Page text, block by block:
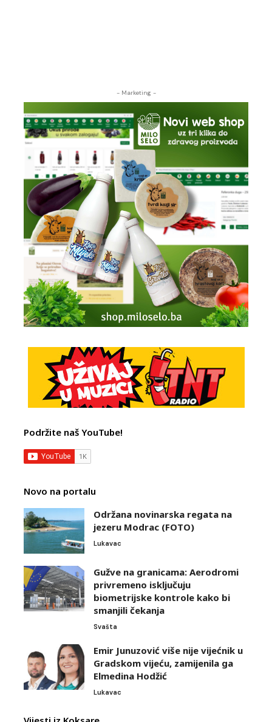
- Marketing -
Podržite naš YouTube!
Novo na portalu
Održana novinarska regata na
jezeru Modrac (FOTO)
Lukavac
Gužve na granicama: Aerodromi
privremeno isključuju
biometrijske kontrole kako bi
smanjili čekanja
Svašta
Emir Junuzović više nije vijećnik u
Gradskom vijeću, zamijenila ga
Elmedina Hodžić
Lukavac